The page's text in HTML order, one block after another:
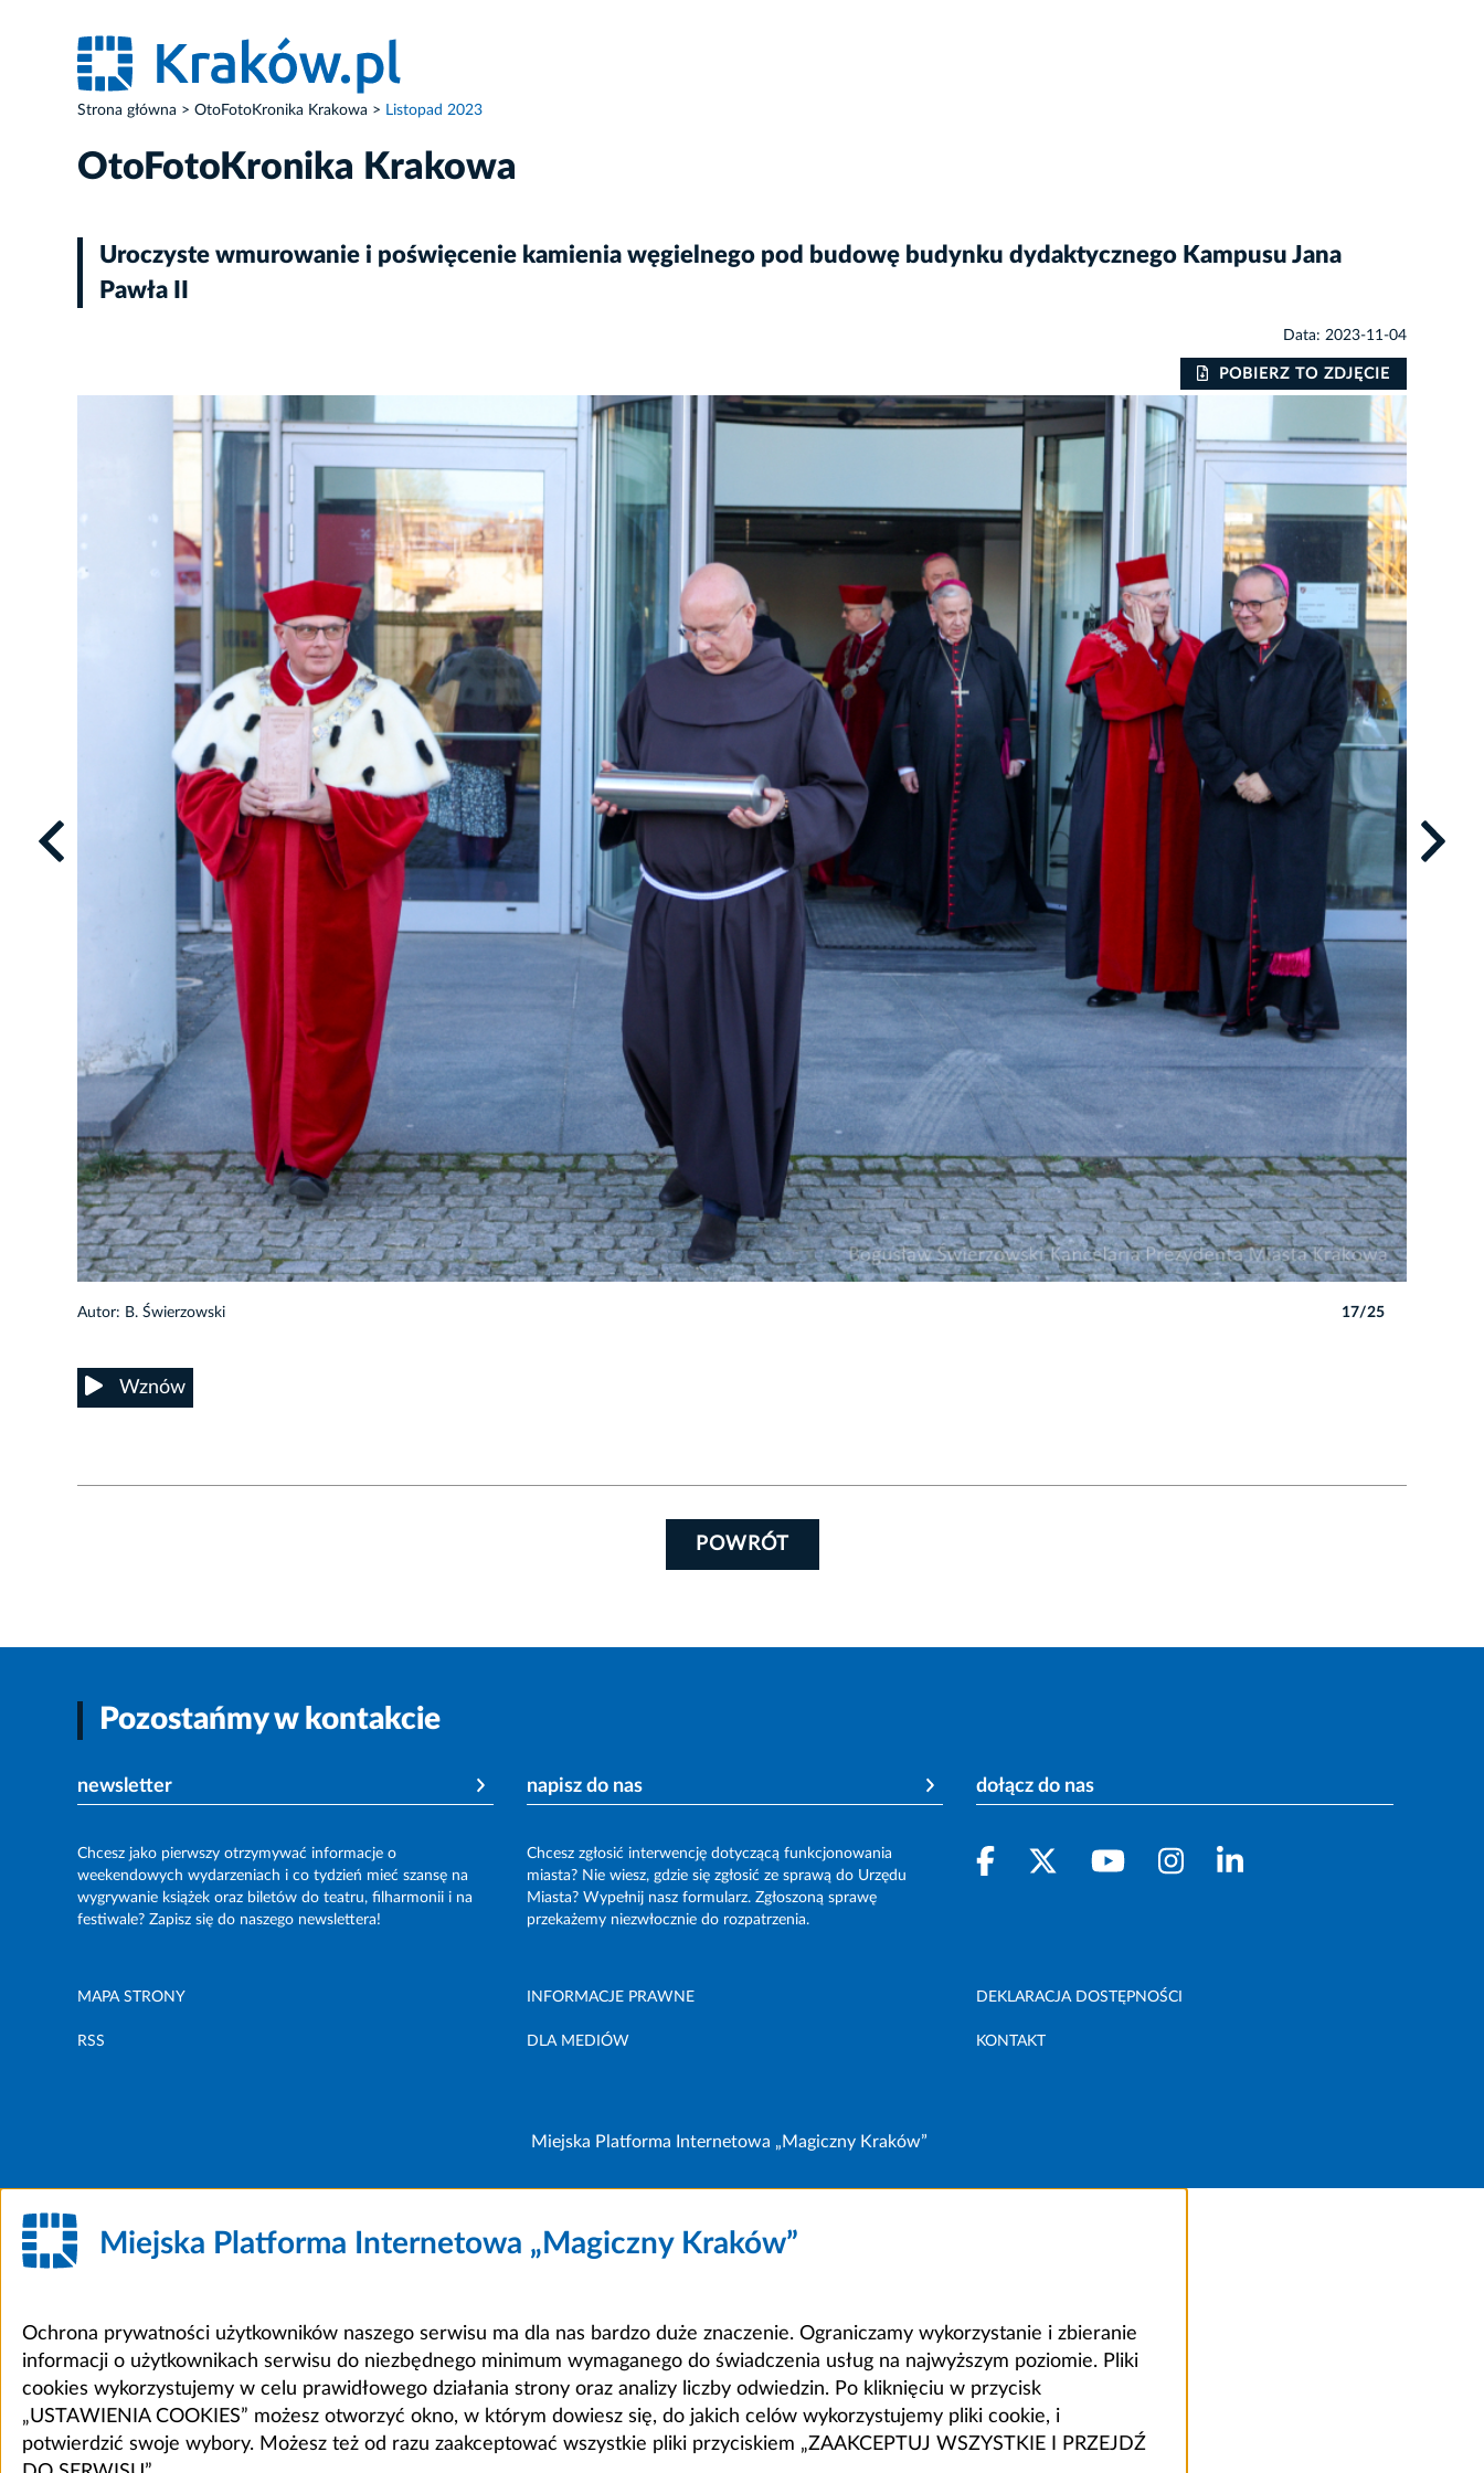
Strona główna OtoFotoKronika Krakowa Listopad 2023
OtoFotoKronika Krakowa
Uroczyste wmurowanie i poświęcenie kamienia węgielnego pod budowę budynku dydaktycznego Kampusu Jana
Pawła II
Data: 2023-11-04
POBIERZ TO ZDJĘCIE
Autor: B. Świerzowski 17/25
Wznów
POWRÓT
Pozostańmy w kontakcie
newsletter
Chcesz jako pierwszy otrzymywać informacje o
weekendowych wydarzeniach i co tydzień mieć szansę na
wygrywanie książek oraz biletów do teatru, filharmonii i na
festiwale? Zapisz się do naszego newslettera!
napisz do nas
Chcesz zgłosić interwencję dotyczącą funkcjonowania
miasta? Nie wiesz, gdzie się zgłosić ze sprawą do Urzędu
Miasta? Wypełnij nasz formularz. Zgłoszoną sprawę
przekażemy niezwłocznie do rozpatrzenia.
dołącz do nas
MAPA STRONY INFORMACJE PRAWNE DEKLARACJA DOSTĘPNOŚCI
RSS DLA MEDIÓW KONTAKT
Miejska Platforma Internetowa „Magiczny Kraków”
Miejska Platforma Internetowa „Magiczny Kraków”
Ochrona prywatności użytkowników naszego serwisu ma dla nas bardzo duże znaczenie. Ograniczamy wykorzystanie i zbieranie
informacji o użytkownikach serwisu do niezbędnego minimum wymaganego do świadczenia usług na najwyższym poziomie. Pliki
cookies wykorzystujemy w celu prawidłowego działania strony oraz analizy liczby odwiedzin. Po kliknięciu w przycisk
„USTAWIENIA COOKIES” możesz otworzyć okno, w którym dowiesz się, do jakich celów wykorzystujemy pliki cookie, i
potwierdzić swoje wybory. Możesz też od razu zaakceptować wszystkie pliki przyciskiem „ZAAKCEPTUJ WSZYSTKIE I PRZEJDŹ